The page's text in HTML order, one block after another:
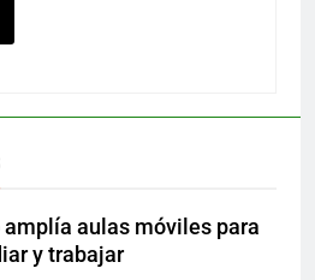
amplía aulas móviles para
y trabajar